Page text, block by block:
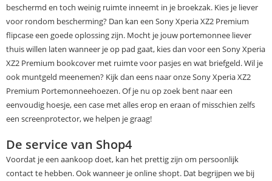
beschermd en toch weinig ruimte inneemt in je broekzak. Kies je liever
voor rondom bescherming? Dan kan een Sony Xperia XZ2 Premium
flipcase een goede oplossing zijn. Mocht je jouw portemonnee liever
thuis willen laten wanneer je op pad gaat, kies dan voor een Sony Xperia
XZ2 Premium bookcover met ruimte voor pasjes en wat briefgeld. Wil je
ook muntgeld meenemen? Kijk dan eens naar onze Sony Xperia XZ2
Premium Portemonneehoezen. Of je nu op zoek bent naar een
eenvoudig hoesje, een case met alles erop en eraan of misschien zelfs
een screenprotector, we helpen je graag!
De service van Shop4
Voordat je een aankoop doet, kan het prettig zijn om persoonlijk
contact te hebben. Ook wanneer je online shopt. Dat begrijpen we bij